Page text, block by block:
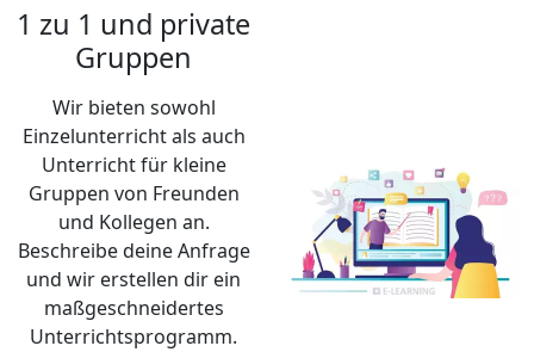
1 zu 1 und private
Gruppen
Wir bieten sowohl
Einzelunterricht als auch
Unterricht für kleine
Gruppen von Freunden
und Kollegen an.
Beschreibe deine Anfrage
und wir erstellen dir ein
maßgeschneidertes
Unterrichtsprogramm.